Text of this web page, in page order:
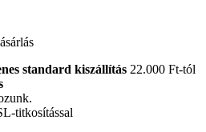
standard kiszállítás 22.000 Ft-tól
titkosítással